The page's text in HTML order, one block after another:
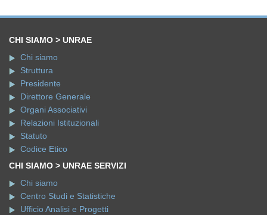
CHI SIAMO > UNRAE
Chi siamo
Struttura
Presidente
Direttore Generale
Organi Associativi
Relazioni Istituzionali
Statuto
Codice Etico
CHI SIAMO > UNRAE SERVIZI
Chi siamo
Centro Studi e Statistiche
Ufficio Analisi e Progetti